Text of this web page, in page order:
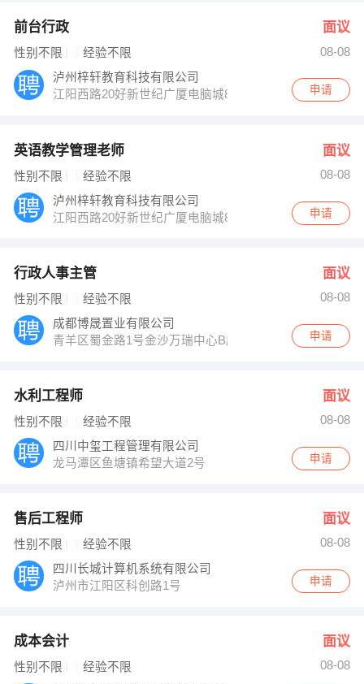
前台行政 面议
性别不限 经验不限
08-08
泸州梓轩教育科技有限公司
江阳西路20好新世纪广厦电脑城8-2
申请
英语教学管理老师 面议
性别不限 经验不限
08-08
泸州梓轩教育科技有限公司
江阳西路20好新世纪广厦电脑城8-2
申请
行政人事主管 面议
性别不限 经验不限
08-08
成都博晟置业有限公司
青羊区蜀金路1号金沙万瑞中心B座2101
申请
水利工程师 面议
性别不限 经验不限
08-08
四川中玺工程管理有限公司
龙马潭区鱼塘镇希望大道2号
申请
售后工程师 面议
性别不限 经验不限
08-08
四川长城计算机系统有限公司
泸州市江阳区科创路1号
申请
成本会计 面议
性别不限 经验不限
08-08